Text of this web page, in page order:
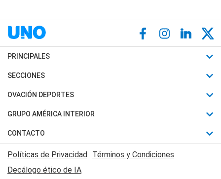
PRINCIPALES
Últimas Noticias
Política
Judiciales
Economia
SECCIONES
Horóscopo
Motores
Trucos caseros
Series y Películas
Edictos y Solicitadas
OVACIÓN DEPORTES
Fútbol
Mundial
Automovilismo
Rugby
GRUPO AMÉRICA INTERIOR
Canal 7 en Vivo
CONTACTO
Acerca de Nosotros
Contactanos
Políticas de Privacidad Términos y Condiciones
Decálogo ético de IA